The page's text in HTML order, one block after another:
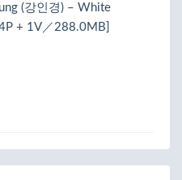
(강인경) – White
+ 1V／288.0MB]